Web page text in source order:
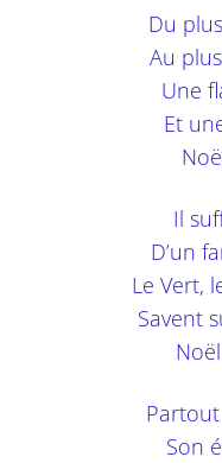
Du
Au
Une
Et
Il
D’un
Le Vert,
Savent
Son